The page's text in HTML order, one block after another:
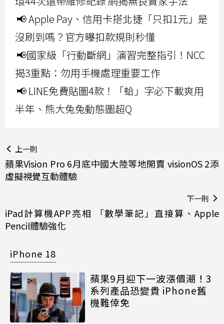
📢 Apple Pay、信用卡搭北捷「只扣1元」是
沒刷到嗎？官方曝扣款規則秒懂
📢國家級「行動斷網」演習完整指引！NCC
揭3重點：勿用手機處理重要工作
📢 LINE免費貼圖4款！「蛤」字必下載爽用
半年、熊大兔兔動態圖超Q
上一則
蘋果Vision Pro 6月底中國大陸等地開賣 visionOS 2添
虛擬視覺互動體驗
下一則
iPad計算機APP亮相 「數學筆記」直接算、Apple
Pencil體驗強化
iPhone 18
蘋果9月迎下一波漲價潮！3
系列產品恐變貴 iPhone舊
機難倖免